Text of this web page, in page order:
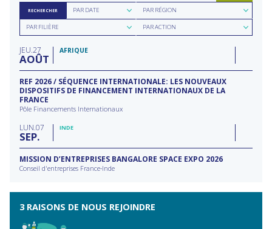
RECHERCHER
Rechercher
parPAR DATE
Rechercher
par
région
PAR RÉGION
Rechercher
parPAR FILIÈRE
Rechercher
parPAR ACTION
JEU 27
AOÛT
AFRIQUE
REF 2026 / SÉQUENCE INTERNATIONALE: LES NOUVEAUX
DISPOSITIFS DE FINANCEMENT INTERNATIONAUX DE LA
FRANCE
Pôle Financements Internationaux
LUN 07
SEP
INDE
MISSION D’ENTREPRISES BANGALORE SPACE EXPO 2026
Conseil d'entreprises France-Inde
3 RAISONS DE NOUS REJOINDRE